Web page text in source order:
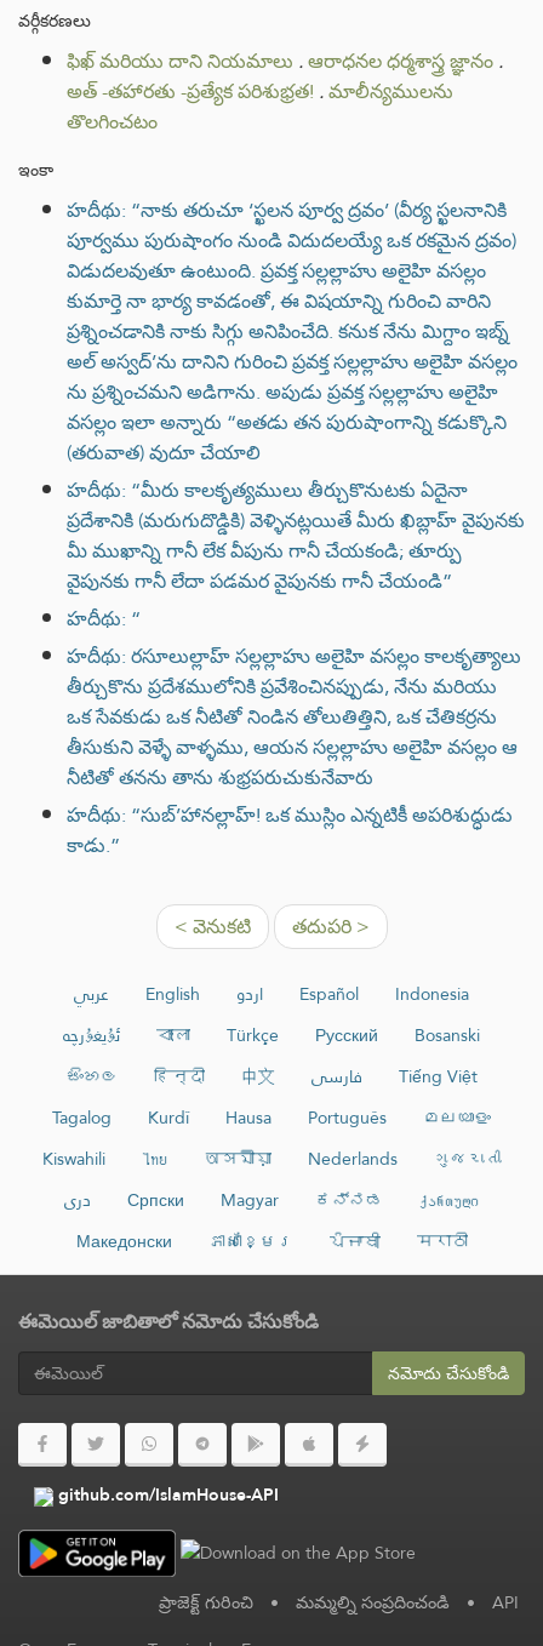
వర్గీకరణలు
ఫిఖ్ మరియు దాని నియమాలు .ఆరాధనల ధర్మశాస్త్ర జ్ఞానం.
అత్ -తహారతు -ప్రత్యేక పరిశుభ్రత! .మాలీన్యములను
తొలగించటం
ఇంకా
హదీథు: “నాకు తరుచూ ‘స్ఖలన పూర్వ ద్రవం’ (వీర్య స్ఖలనానికి
పూర్వము పురుషాంగం నుండి విదుదలయ్యే ఒక రకమైన ద్రవం)
విడుదలవుతూ ఉంటుంది. ప్రవక్త సల్లల్లాహు అలైహి వసల్లం
కుమార్తె నా భార్య కావడంతో, ఈ విషయాన్ని గురించి వారిని
ప్రశ్నించడానికి నాకు సిగ్గు అనిపించేది. కనుక నేను మిగ్దాం ఇబ్న్
అల్ అస్వద్’ను దానిని గురించి ప్రవక్త సల్లల్లాహు అలైహి వసల్లం
ను ప్రశ్నించమని అడిగాను. అపుడు ప్రవక్త సల్లల్లాహు అలైహి
వసల్లం ఇలా అన్నారు “అతడు తన పురుషాంగాన్ని కడుక్కొని
(తరువాత) వుదూ చేయాలి
హదీథు: “మీరు కాలకృత్యములు తీర్చుకొనుటకు ఏదైనా
ప్రదేశానికి (మరుగుదొడ్డికి) వెళ్ళినట్లయితే మీరు ఖిబ్లాహ్ వైపునకు
మీ ముఖాన్ని గానీ లేక వీపును గానీ చేయకండి; తూర్పు
వైపునకు గానీ లేదా పడమర వైపునకు గానీ చేయండి”
హదీథు: “
హదీథు: రసూలుల్లాహ్ సల్లల్లాహు అలైహి వసల్లం కాలకృత్యాలు
తీర్చుకొను ప్రదేశములోనికి ప్రవేశించినప్పుడు, నేను మరియు
ఒక సేవకుడు ఒక నీటితో నిండిన తోలుతిత్తిని, ఒక చేతికర్రను
తీసుకుని వెళ్ళే వాళ్ళము, ఆయన సల్లల్లాహు అలైహి వసల్లం ఆ
నీటితో తనను తాను శుభ్రపరుచుకునేవారు
హదీథు: “సుబ్’హానల్లాహ్! ఒక ముస్లిం ఎన్నటికీ అపరిశుద్ధుడు
కాడు.”
< వెనుకటి తదుపరి >
عربي English اردو Español
Indonesia
ئۇيغۇرچە
বাংলা Türkçe Русский
Bosanski
සිංහල
हिन्दी 中文 فارسی
Tiếng Việt
Tagalog
Kurdî Hausa Português
മലയാളം
Kiswahili
ไทย অসমীয়া Nederlands
ગુજરાતી
دری
Српски Magyar ಕನ್ನಡ
ქართული
Македонски
ភាសាខ្មែរ ਪੰਜਾਬੀ मराठी
ఈమెయిల్ జాబితాలో నమోదు చేసుకోండి
నమోదు చేసుకోండి
github.com/IslamHouse-API
ప్రాజెక్ట్ గురించి • మమ్మల్ని సంప్రదించండి • API